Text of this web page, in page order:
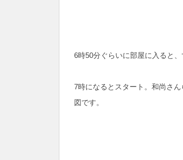
6時50分ぐらいに部屋に入ると
7時になるとスタート。和尚さ
図です。